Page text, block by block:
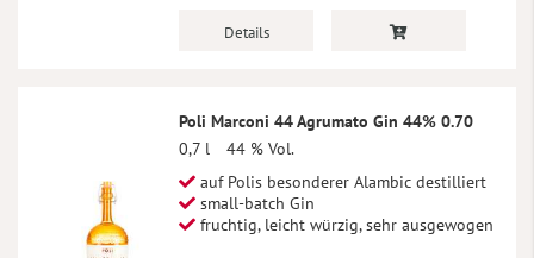
Details
Poli Marconi 44 Agrumato Gin 44% 0.70
0,7 l
44 % Vol.
auf Polis besonderer Alambic destilliert
small-batch Gin
fruchtig, leicht würzig, sehr ausgewogen